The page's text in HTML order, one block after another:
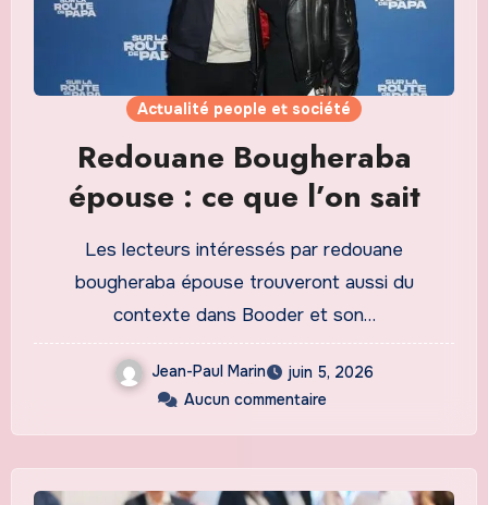
Actualité people et société
Redouane Bougheraba
épouse : ce que l’on sait
Les lecteurs intéressés par redouane
bougheraba épouse trouveront aussi du
contexte dans Booder et son…
Jean-Paul Marin
juin 5, 2026
Aucun commentaire